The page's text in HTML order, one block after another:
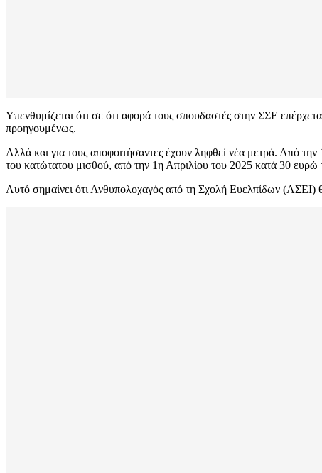
Υπενθυμίζεται ότι σε ότι αφορά τους σπουδαστές στην ΣΣΕ
προηγουμένως.
Αλλά και για τους αποφοιτήσαντες έχουν ληφθεί νέα μετρά. Από
του κατώτατου μισθού, από την 1η Απριλίου του 2025 κατά 30 ευρώ
Αυτό σημαίνει ότι Ανθυπολοχαγός από τη Σχολή Ευελπίδων